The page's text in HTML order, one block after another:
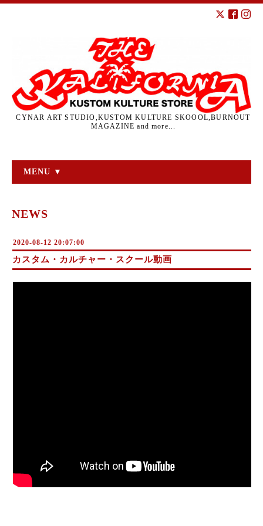
CYNAR ART STUDIO,KUSTOM KULTURE SKOOOL,BURNOUT
MAGAZINE and more...
MENU ▼
NEWS
2020-08-12 20:07:00
カスタム・カルチャー・スクール動画